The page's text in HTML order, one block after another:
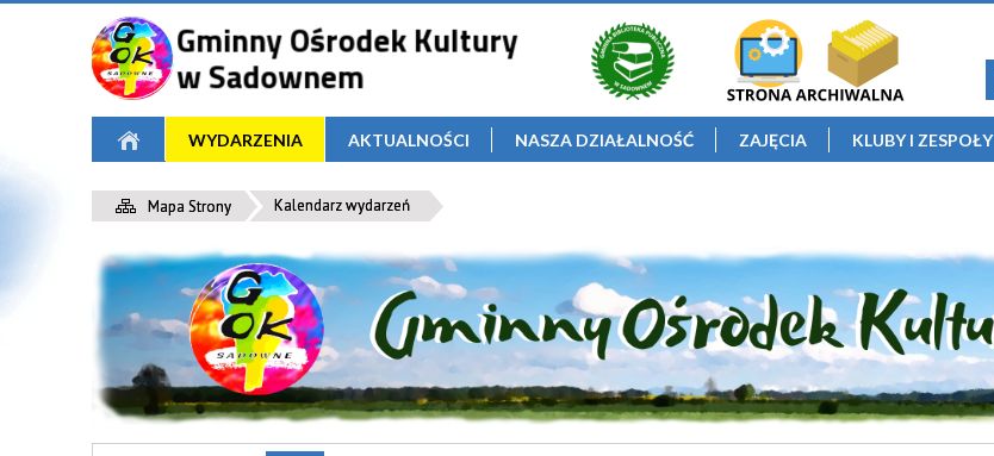
WYDARZENIA AKTUALNOŚCI NASZA DZIAŁALNOŚĆ ZAJĘCIA KLUBY I ZESPOŁY
Mapa Strony Kalendarz wydarzeń